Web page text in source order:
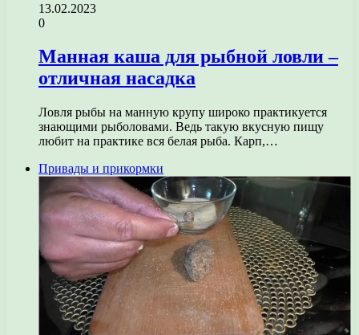
13.02.2023
0
Манная каша для рыбной ловли –
отличная насадка
Ловля рыбы на манную крупу широко практикуется
знающими рыболовами. Ведь такую вкусную пищу
любит на практике вся белая рыба. Карп,…
Привады и прикормки